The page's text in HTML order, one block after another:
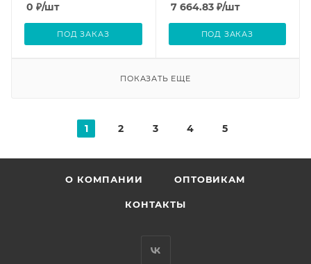
0 ₽/шт
ПОД ЗАКАЗ
7 664.83₽/шт
ПОД ЗАКАЗ
ПОКАЗАТЬ ЕЩЕ
1 2 3 4 5
О КОМПАНИИ ОПТОВИКАМ
КОНТАКТЫ